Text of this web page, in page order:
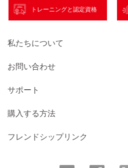
トレーニングと認定資格
私たちについて
お問い合わせ
サポート
購入する方法
フレンドシップリンク